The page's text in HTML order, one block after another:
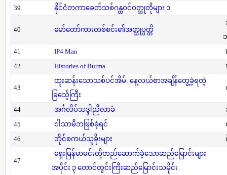
39
နိုင်ငံတကာခေတ်သစ်ဂန္ထဝင်ဝတ္ထုတိုများ ၁
40 မော်တော်ကားတစ်စင်း၏အတ္ထုပ္ပတ္တိ
41
IP4 Man
42
Histories of Burma
43
ထူးဆန်းသောသစ်ပင်အိမ်: နေ့လယ်စာအချိန်တွေ့ခဲ့ရတဲ့
ခြင်္သေ့ကြီး
44 အင်္ဂလိပ်သဒ္ဒါညီလာခံ
45
ငါသာမိဘဖြစ်ခဲ့ရင်
46
ဘိုင်စကယ်သူခိုးများ
47
ရှေးမြန်မာမင်းတို့တည်ဆောက်ခဲ့သောဆည်မြောင်းများ
အပိုင်း ၃ တောင်တွင်းကြီးဆည်မြောင်းသမိုင်း